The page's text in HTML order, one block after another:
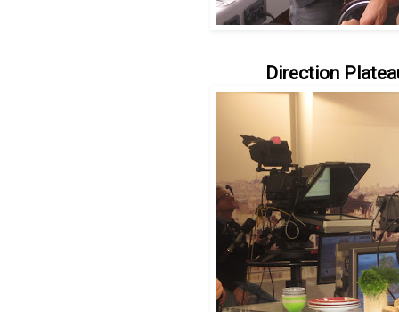
Direction